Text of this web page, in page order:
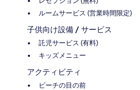
ルームサービス (営業時間限定)
子供向け設備 / サービス
託児サービス (有料)
キッズメニュー
アクティビティ
ビーチの目の前